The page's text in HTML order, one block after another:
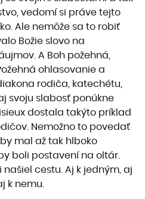
vedomí si práve tejto
Ale nemôže sa to robiť
Božie slovo na
A Boh požehná,
ohlasovanie a
rodiča, katechétu,
svoju slabosť ponúkne
dostala takýto príklad
Nemožno to povedať
mal až tak hlboko
boli postavení na oltár.
našiel cestu. Aj k jedným, aj
k nemu.